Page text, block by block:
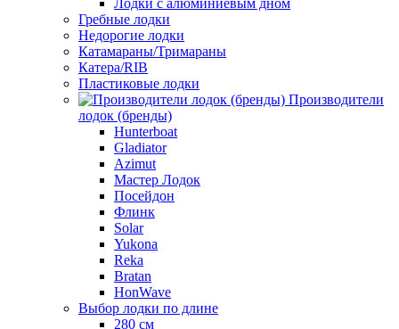
Лодки с алюминиевым дном
Гребные лодки
Недорогие лодки
Катамараны/Тримараны
Катера/RIB
Пластиковые лодки
Производители
лодок (бренды)
Hunterboat
Gladiator
Azimut
Мастер Лодок
Посейдон
Флинк
Solar
Yukona
Reka
Bratan
HonWave
Выбор лодки по длине
280 см